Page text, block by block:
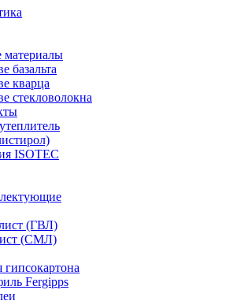
материалы
базальта
кварца
стекловолокна
ISOTEC
(ГВЛ)
(СМЛ)
Fergipps